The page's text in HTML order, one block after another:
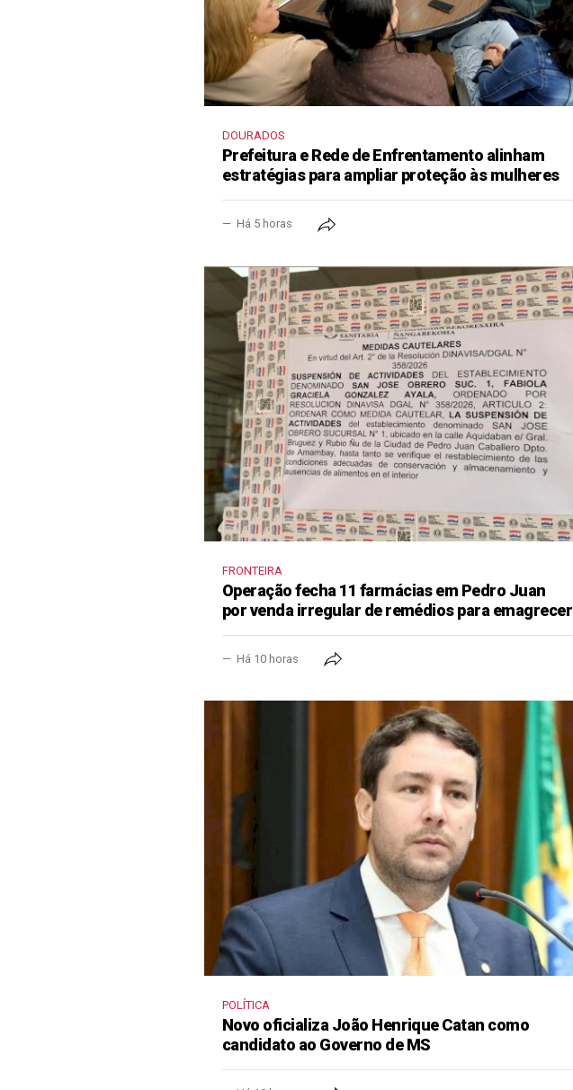
DOURADOS
Prefeitura e Rede de Enfrentamento alinham
estratégias para ampliar proteção às mulheres
Há 5 horas
FRONTEIRA
Operação fecha 11 farmácias em Pedro Juan
por venda irregular de remédios para emagrecer
Há 10 horas
POLÍTICA
Novo oficializa João Henrique Catan como
candidato ao Governo de MS